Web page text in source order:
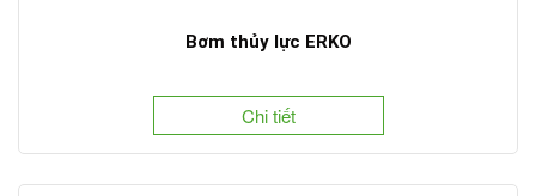
Bơm thủy lực ERKO
Chi tiết